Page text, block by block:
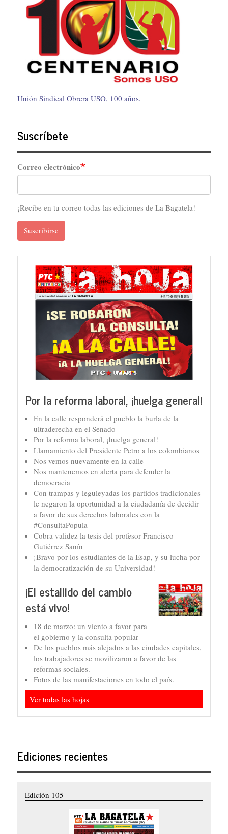
Unión Sindical Obrera USO, 100 años.
Suscríbete
Correo electrónico
¡Recibe en tu correo todas las ediciones de La Bagatela!
Suscribirse
Por la reforma laboral, ¡huelga general!
En la calle responderá el pueblo la burla de la
ultraderecha en el Senado
Por la reforma laboral, ¡huelga general!
Llamamiento del Presidente Petro a los colombianos
Nos vemos nuevamente en la calle
Nos mantenemos en alerta para defender la
democracia
Con trampas y leguleyadas los partidos tradicionales
le negaron la oportunidad a la ciudadanía de decidir
a favor de sus derechos laborales con la
#ConsultaPopula
Cobra validez la tesis del profesor Francisco
Gutiérrez Sanín
¡Bravo por los estudiantes de la Esap, y su lucha por
la democratización de su Universidad!
¡El estallido del cambio
está vivo!
18 de marzo: un viento a favor para
el gobierno y la consulta popular
De los pueblos más alejados a las ciudades capitales,
los trabajadores se movilizaron a favor de las
reformas sociales.
Fotos de las manifestaciones en todo el país.
Ver todas las hojas
Ediciones recientes
Edición 105